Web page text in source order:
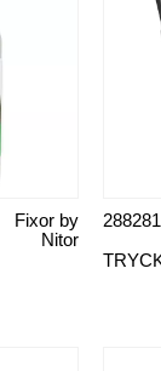
Fixor by
Nitor
288281